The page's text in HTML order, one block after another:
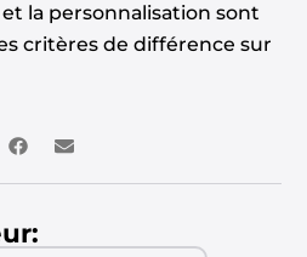
la personnalisation sont
critères de différence sur